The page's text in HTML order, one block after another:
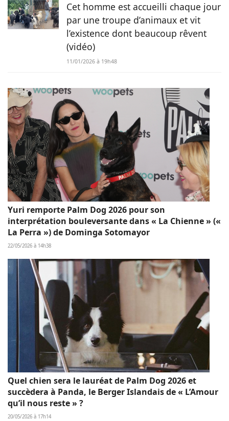
Cet homme est accueilli chaque jour
par une troupe d’animaux et vit
l’existence dont beaucoup rêvent
(vidéo)
11/01/2026 à 19h48
Yuri remporte Palm Dog 2026 pour son
interprétation bouleversante dans « La Chienne » («
La Perra ») de Dominga Sotomayor
22/05/2026 à 14h38
Quel chien sera le lauréat de Palm Dog 2026 et
succèdera à Panda, le Berger Islandais de « L’Amour
qu’il nous reste » ?
20/05/2026 à 17h14